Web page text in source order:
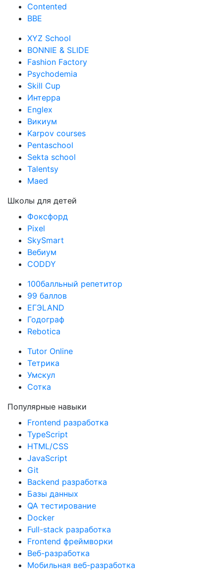
Contented
BBE
XYZ School
BONNIE & SLIDE
Fashion Factory
Psychodemia
Skill Cup
Интерра
Englex
Викиум
Karpov courses
Pentaschool
Sekta school
Talentsy
Maed
Школы для детей
Фоксфорд
Pixel
SkySmart
Вебиум
CODDY
100балльный репетитор
99 баллов
ЕГЭLAND
Годограф
Rebotica
Tutor Online
Тетрика
Умскул
Сотка
Популярные навыки
Frontend разработка
TypeScript
HTML/CSS
JavaScript
Git
Backend разработка
Базы данных
QA тестирование
Docker
Full-stack разработка
Frontend фреймворки
Веб-разработка
Мобильная веб-разработка